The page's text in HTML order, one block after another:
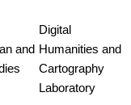
and
Digital
Humanities and
Cartography
Laboratory